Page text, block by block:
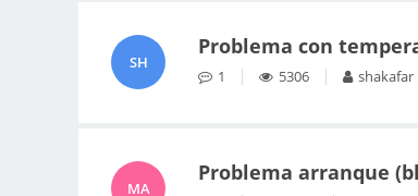
SH
Problema con
1 5306 shakafar
MA
Problema arranque